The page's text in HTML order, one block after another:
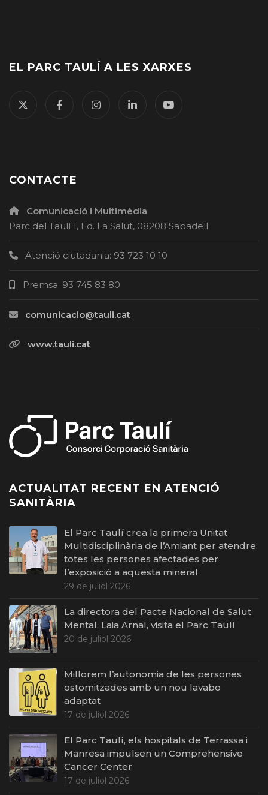
EL PARC TAULÍ A LES XARXES
CONTACTE
Comunicació i Multimèdia
Parc del Taulí 1, Ed. La Salut, 08208 Sabadell
Atenció ciutadania: 93 723 10 10
Premsa: 93 745 83 80
comunicacio@tauli.cat
www.tauli.cat
ACTUALITAT RECENT EN ATENCIÓ
SANITÀRIA
El Parc Taulí crea la primera Unitat
Multidisciplinària de l’Amiant per atendre
totes les persones afectades per
l’exposició a aquesta mineral
29 de juliol 2026
La directora del Pacte Nacional de Salut
Mental, Laia Arnal, visita el Parc Taulí
20 de juliol 2026
Millorem l’autonomia de les persones
ostomitzades amb un nou lavabo
adaptat
17 de juliol 2026
El Parc Taulí, els hospitals de Terrassa i
Manresa impulsen un Comprehensive
Cancer Center
17 de juliol 2026